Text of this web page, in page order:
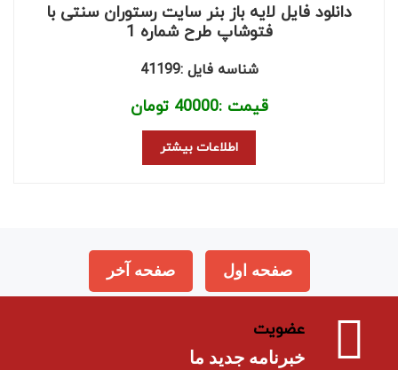
دانلود فایل لایه باز بنر سایت رستوران سنتی با
فتوشاپ طرح شماره 1
شناسه فایل :41199
قیمت :40000 تومان
اطلاعات بیشتر
صفحه اول صفحه آخر
عضویت
خبرنامه جدید ما